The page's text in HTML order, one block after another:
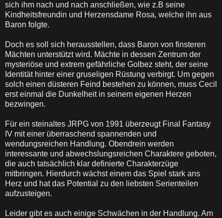
sich ihm nach und nach anschließen, wie z.B seine
Kindheitsfreundin und Herzensdame Rosa, welche ihn aus
Baron folgte.
Doch es soll sich herausstellen, dass Baron von finsteren
Mächten unterstützt wird. Mächte in dessen Zentrum der
mysteriöse und extrem gefährliche Golbez steht, der seine
Identität hinter einer gruseligen Rüstung verbirgt. Um gegen
solch einen düsteren Feind bestehen zu können, muss Cecil
erst einmal die Dunkelheit in seinem eigenen Herzen
bezwingen.
Für ein steinaltes JRPG von 1991 überzeugt Final Fantasy
IV mit einer überraschend spannenden und
wendungsreichen Handlung. Obendrein werden
interessante und abwechslungsreichen Charaktere geboten,
die auch tatsächlich klar definierte Charakterzüge
mitbringen. Hierdurch wächst einem das Spiel stark ans
Herz und hat das Potential zu den liebsten Serienteilen
aufzusteigen.
Leider gibt es auch einige Schwächen in der Handlung. Am